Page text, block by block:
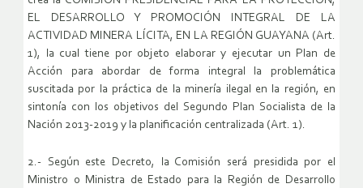
EL DESARROLLO Y PROMOCIÓN INTEGRAL DE LA
ACTIVIDAD MINERA LÍCITA, EN LA REGIÓN GUAYANA (Art.
1), la cual tiene por objeto elaborar y ejecutar un Plan de
Acción para abordar de forma integral la problemática
suscitada por la práctica de la minería ilegal en la región, en
sintonía con los objetivos del Segundo Plan Socialista de la
Nación 2013-2019 y la planificación centralizada (Art. 1).
2.- Según este Decreto, la Comisión será presidida por el
Ministro o Ministra de Estado para la Región de Desarrollo